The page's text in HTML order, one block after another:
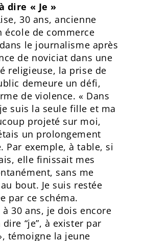
dire « Je »
30 ans, ancienne
école de commerce
le journalisme après
de noviciat dans une
religieuse, la prise de
demeure un défi,
de violence. « Dans
suis la seule fille et ma
projeté sur moi,
un prolongement
Par exemple, à table, si
elle finissait mes
sans me
bout. Je suis restée
par ce schéma.
à 30 ans, je dois encore
“je”, à exister par
témoigne la jeune